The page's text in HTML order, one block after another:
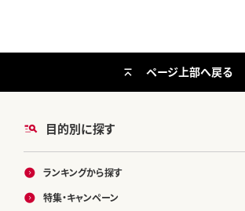
目的別に探す
ランキングから探す
特集・キャンペーン
ページ上部へ戻る